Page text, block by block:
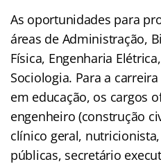
As oportunidades para
áreas de Administração,
Física, Engenharia
Sociologia. Para a
em educação, os cargos
engenheiro (construção
clínico geral,
públicas, secretário